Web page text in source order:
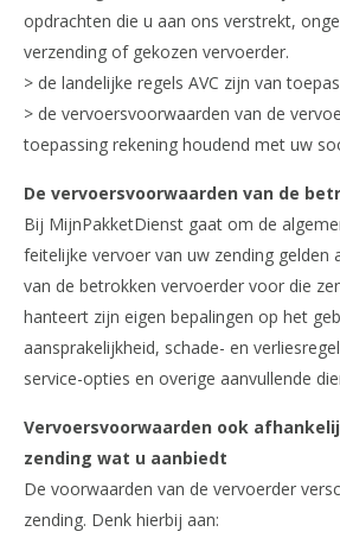
opdrachten die u aan ons verstrekt,
verzending of gekozen vervoerder.
> de landelijke regels AVC zijn van
> de vervoersvoorwaarden van de
toepassing rekening houdend met uw
De vervoersvoorwaarden van de
Bij MijnPakketDienst gaat om de
feitelijke vervoer van uw zending gelden
van de betrokken vervoerder voor die
hanteert zijn eigen bepalingen op het
aansprakelijkheid, schade- en
service-opties en overige aanvullende
Vervoersvoorwaarden ook
zending wat u aanbiedt
De voorwaarden van de vervoerder
zending. Denk hierbij aan: